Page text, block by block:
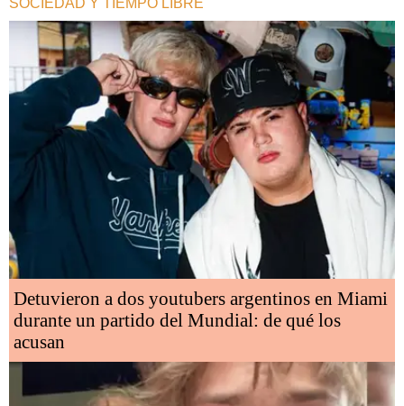
SOCIEDAD Y TIEMPO LIBRE
Detuvieron a dos youtubers argentinos en Miami
durante un partido del Mundial: de qué los
acusan